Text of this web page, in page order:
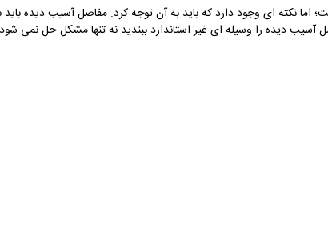
نکته ای وجود دارد که باید به آن توجه کرد. مفاصل آسیب دیده
دیده را وسیله ای غیر استاندارد ببندید نه تنها مشکل حل نمی